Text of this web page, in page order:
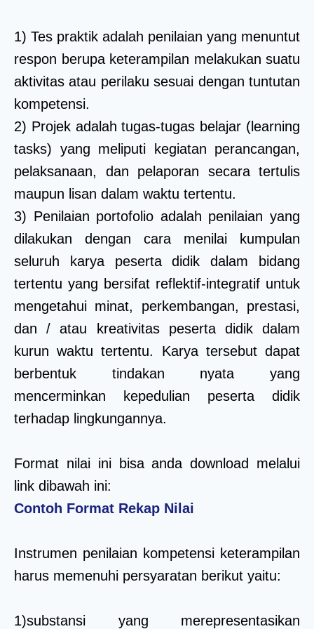
1) Tes praktik adalah penilaian yang menuntut
respon berupa keterampilan melakukan suatu
aktivitas atau perilaku sesuai dengan tuntutan
kompetensi.
2) Projek adalah tugas-tugas belajar (learning
tasks) yang meliputi kegiatan perancangan,
pelaksanaan, dan pelaporan secara tertulis
maupun lisan dalam waktu tertentu.
3) Penilaian portofolio adalah penilaian yang
dilakukan dengan cara menilai kumpulan
seluruh karya peserta didik dalam bidang
tertentu yang bersifat reflektif-integratif untuk
mengetahui minat, perkembangan, prestasi,
dan / atau kreativitas peserta didik dalam
kurun waktu tertentu. Karya tersebut dapat
berbentuk tindakan nyata yang
mencerminkan kepedulian peserta didik
terhadap lingkungannya.
Format nilai ini bisa anda download melalui
link dibawah ini:
Contoh Format Rekap Nilai
Instrumen penilaian kompetensi keterampilan
harus memenuhi persyaratan berikut yaitu:
1)substansi yang merepresentasikan